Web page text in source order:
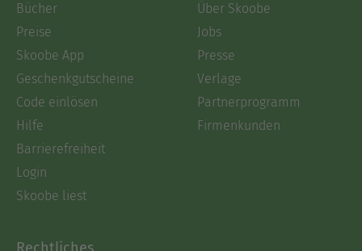
Bücher
Preise
Skoobe App
Geschenkgutscheine
Code einlösen
Hilfe
Barrierefreiheit
Login
Skoobe liest
Über Skoobe
Jobs
Presse
Verlage
Partnerprogramm
Firmenkunden